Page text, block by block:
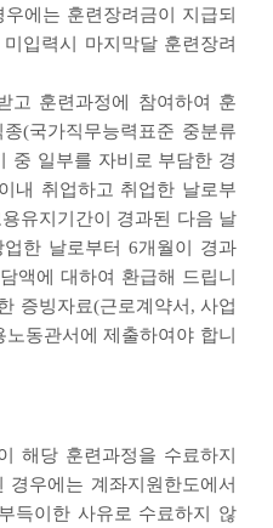
에는 훈련장려금이 지급되
입력시 마지막달 훈련장려
고 훈련과정에 참여하여 훈
(국가직무능력표준 중분류
중 일부를 자비로 부담한 경
내 취업하고 취업한 날로부
유지기간이 경과된 다음 날
한 날로부터 6개월이 경과
액에 대하여 환급해 드립니
증빙자료(근로계약서, 사업
동관서에 제출하여야 합니
해당 훈련과정을 수료하지
우에는 계좌지원한도에서
득이한 사유로 수료하지 않